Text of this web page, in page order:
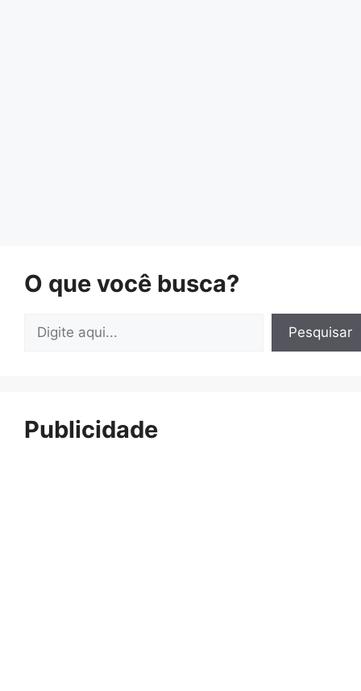
O que você busca?
Pesquisar
Pesquisar
Publicidade